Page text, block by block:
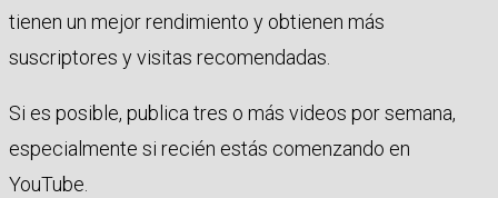
tienen un mejor rendimiento y obtienen más
suscriptores y visitas recomendadas.
Si es posible, publica tres o más videos por semana,
especialmente si recién estás comenzando en
YouTube.